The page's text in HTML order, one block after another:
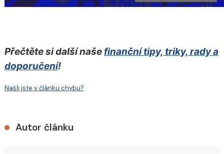
Přečtěte si další naše finanční tipy, triky, rady a
doporučení!
Našli jste v článku chybu?
Autor článku